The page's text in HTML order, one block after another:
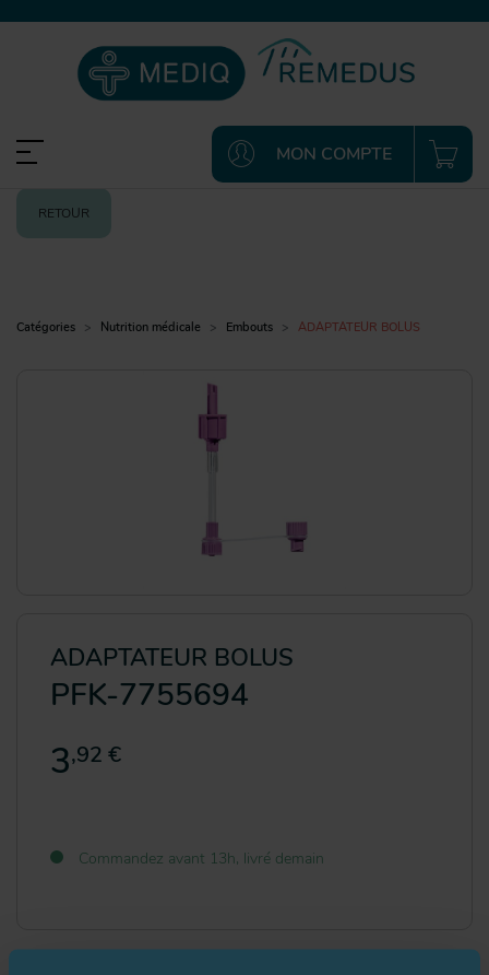
MON COMPTE
RETOUR
Catégories Nutrition médicale Embouts ADAPTATEUR BOLUS
ADAPTATEUR BOLUS
PFK-7755694
3,92 €
Commandez avant 13h, livré demain